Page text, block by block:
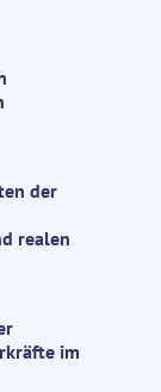
der
realen
im